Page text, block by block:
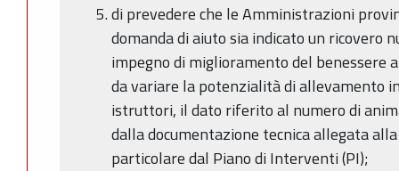
di prevedere che le Amministrazioni
domanda di aiuto sia indicato un ricovero
impegno di miglioramento del benessere
da variare la potenzialità di allevamento
istruttori, il dato riferito al numero di
dalla documentazione tecnica allegata
particolare dal Piano di Interventi (PI);